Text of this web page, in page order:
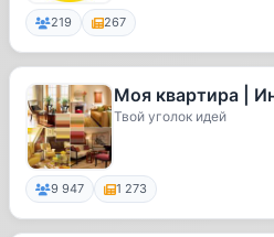
219 267
Моя квартира |
Твой уголок идей
9 947 1 273